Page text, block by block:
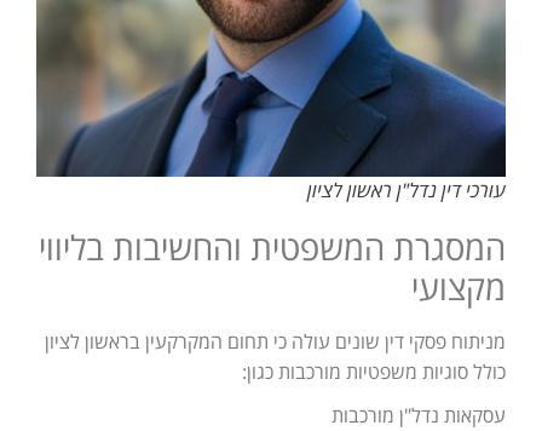
עורכי דין נדל"ן ראשון לציון
המסגרת המשפטית והחשיבות בליווי
מקצועי
מניתוח פסקי דין שונים עולה כי תחום המקרקעין בראשון לציון
כולל סוגיות משפטיות מורכבות כגון:
עסקאות נדל"ן מורכבות